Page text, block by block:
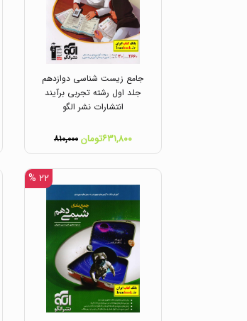
جامع زیست شناسی دوازدهم
جلد اول رشته تجربی برآیند
انتشارات نشر الگو
۶۳۱,۸۰۰تومان ۸۱۰,۰۰۰
۲۲ %